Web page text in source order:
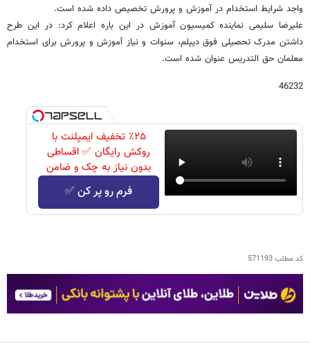
واجد شرایط استخدام در آموزش و پرورش تخصیص داده شده است.
علیرضا سلیمی نماینده کمیسیون آموزش در این باره اعلام کرد: در این طرح
داشتن مدرک تحصیلی فوق دیپلم، سنوات و نیاز آموزش و پرورش برای استخدام
معلمان حق التدریس عنوان شده است.
46232
٪۲۵ تخفیف ایمپلنت با
روکش رایگان ✅ اقساطی
بدون نیاز به چک و ضامن
فرم رو پر کن ✅
کد مطلب571193